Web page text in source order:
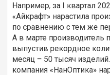
Например, за I квартал
«Айкрафт» нарастила
по сравнению с тем же
А в марте производитель
выпустив рекордное
месяц – 50 тысяч
компания «НанОптика»